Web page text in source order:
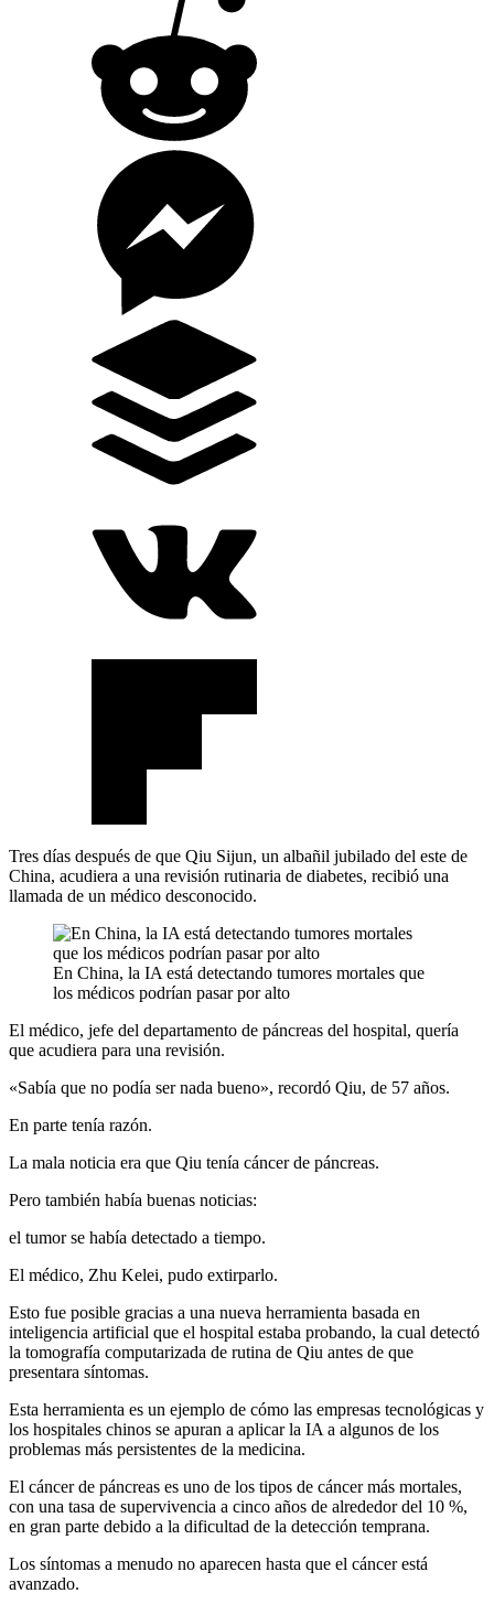
Tres días después de que Qiu Sijun, un albañil jubilado del este de
China, acudiera a una revisión rutinaria de diabetes, recibió una
llamada de un médico desconocido.
En China, la IA está detectando tumores mortales que
los médicos podrían pasar por alto
El médico, jefe del departamento de páncreas del hospital, quería
que acudiera para una revisión.
«Sabía que no podía ser nada bueno», recordó Qiu, de 57 años.
En parte tenía razón.
La mala noticia era que Qiu tenía cáncer de páncreas.
Pero también había buenas noticias:
el tumor se había detectado a tiempo.
El médico, Zhu Kelei, pudo extirparlo.
Esto fue posible gracias a una nueva herramienta basada en
inteligencia artificial que el hospital estaba probando, la cual detectó
la tomografía computarizada de rutina de Qiu antes de que
presentara síntomas.
Esta herramienta es un ejemplo de cómo las empresas tecnológicas y
los hospitales chinos se apuran a aplicar la IA a algunos de los
problemas más persistentes de la medicina.
El cáncer de páncreas es uno de los tipos de cáncer más mortales,
con una tasa de supervivencia a cinco años de alrededor del 10 %,
en gran parte debido a la dificultad de la detección temprana.
Los síntomas a menudo no aparecen hasta que el cáncer está
avanzado.